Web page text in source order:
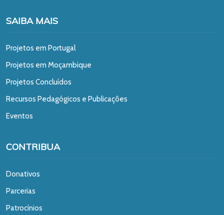
SAIBA MAIS
Projetos em Portugal
Projetos em Moçambique
Projetos Concluídos
Recursos Pedagógicos e Publicações
Eventos
CONTRIBUA
Donativos
Parcerias
Patrocínios